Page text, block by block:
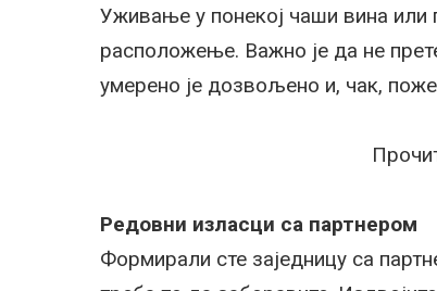
Уживање у понекој чаши вина или
расположење. Важно је да не
умерено је дозвољено и, чак,
Редовни изласци са партнером
Формирали сте заједницу са